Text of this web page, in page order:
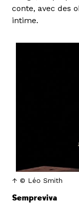
conte, avec des
intime.
© Léo Smith
Sempreviva